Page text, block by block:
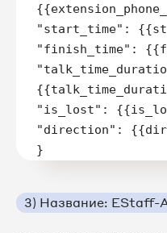
"start_time":
"finish_time":
"is_lost":
"direction":
}
3) Название: EStaff-